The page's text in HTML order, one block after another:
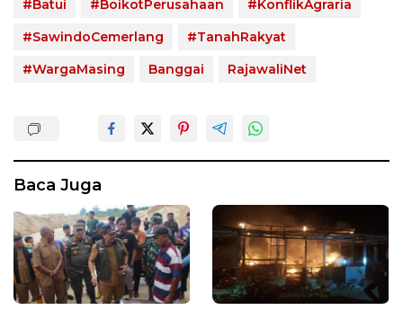
#Batui #BoikotPerusahaan
#KonflikAgraria
#SawindoCemerlang
#TanahRakyat
#WargaMasing
Banggai RajawaliNet
Baca Juga